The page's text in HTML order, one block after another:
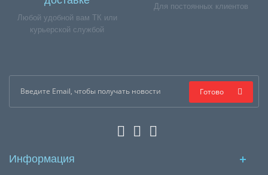
Любой удобной вам ТК или
курьерской службой
Для постоянных клиентов
Готово
Информация